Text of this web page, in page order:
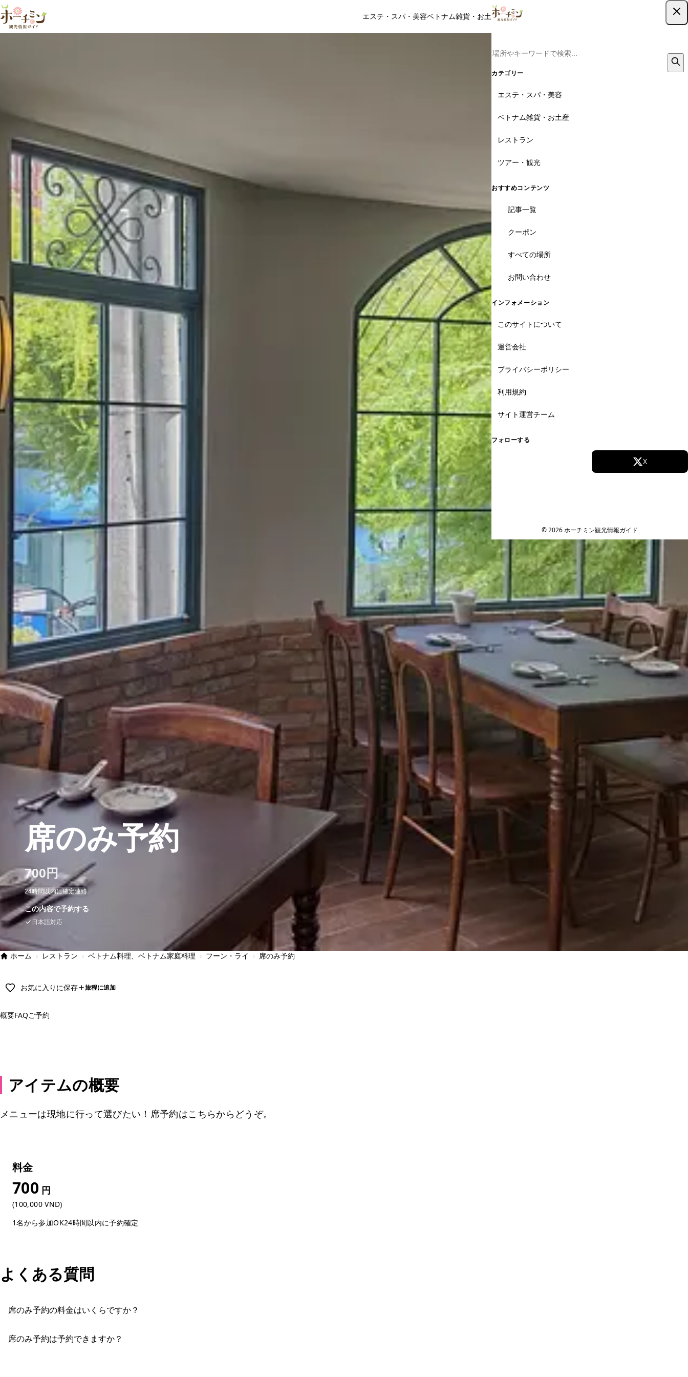
エステ・スパ・美容ベトナム雑貨・お土産レストラン
カテゴリー
エステ・スパ・美容
ベトナム雑貨・お土産
レストラン
ツアー・観光
おすすめコンテンツ
記事一覧
クーポン
すべての場所
お問い合わせ
インフォメーション
このサイトについて
運営会社
プライバシーポリシー
利用規約
サイト運営チーム
フォローする
X
© 2026 ホーチミン観光情報ガイド
席のみ予約
700円
24時間以内に確定連絡
この内容で予約する
日本語対応
ホーム › レストラン › ベトナム料理、ベトナム家庭料理 › フーン・ライ › 席のみ予約
お気に入りに保存 旅程に追加
概要FAQご予約
アイテムの概要
メニューは現地に行って選びたい！席予約はこちらからどうぞ。
料金
700 円
(100,000 VND)
1名から参加OK24時間以内に予約確定
よくある質問
席のみ予約の料金はいくらですか？
席のみ予約は予約できますか？